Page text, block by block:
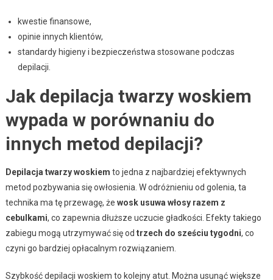
kwestie finansowe,
opinie innych klientów,
standardy higieny i bezpieczeństwa stosowane podczas
depilacji.
Jak depilacja twarzy woskiem
wypada w porównaniu do
innych metod depilacji?
Depilacja twarzy woskiem to jedna z najbardziej efektywnych
metod pozbywania się owłosienia. W odróżnieniu od golenia, ta
technika ma tę przewagę, że wosk usuwa włosy razem z
cebulkami, co zapewnia dłuższe uczucie gładkości. Efekty takiego
zabiegu mogą utrzymywać się od trzech do sześciu tygodni, co
czyni go bardziej opłacalnym rozwiązaniem.
Szybkość depilacji woskiem to kolejny atut. Można usunąć większe